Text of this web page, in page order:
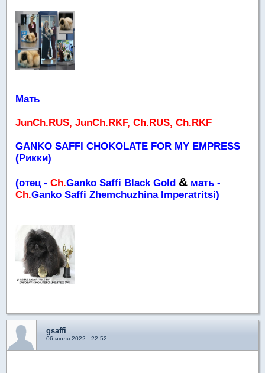
Мать
JunCh.RUS, JunCh.RKF, Ch.RUS, Ch.RKF
GANKO SAFFI CHOKOLATE FOR MY EMPRESS
(Рикки)
(отец - Ch.Ganko Saffi Black Gold & мать -
Ch.Ganko Saffi Zhemchuzhina Imperatritsi)
gsaffi
06 июля 2022 - 22:52